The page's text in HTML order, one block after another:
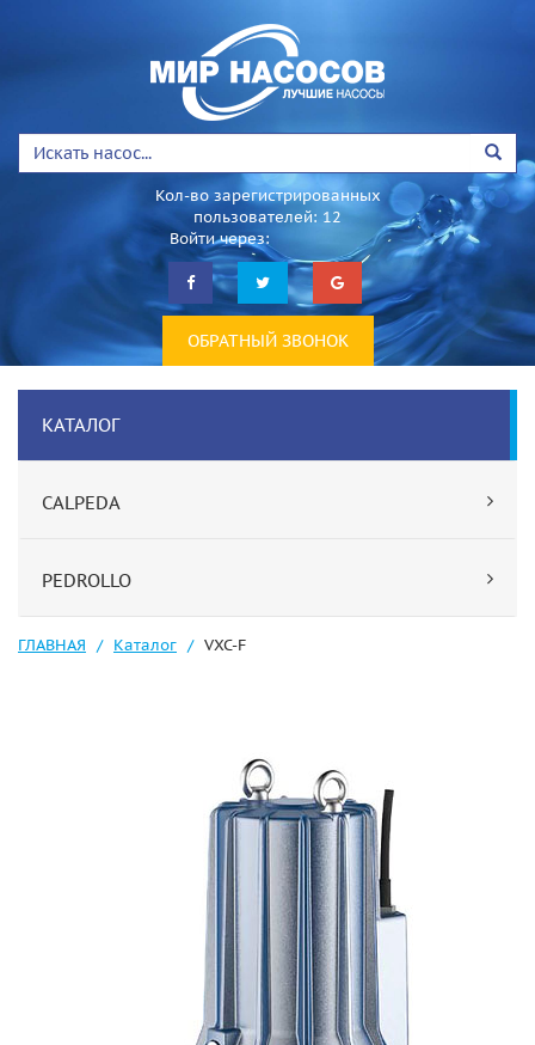
Кол-во зарегистрированных
пользователей: 12
Войти через:
ОБРАТНЫЙ ЗВОНОК
КАТАЛОГ
CALPEDA
PEDROLLO
ГЛАВНАЯ Каталог VXC-F